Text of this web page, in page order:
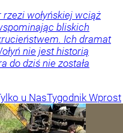
wołyńskiej wciąż
bliskich
Ich dramat
nie jest historią
do dziś nie została
u NasTygodnik Wprost